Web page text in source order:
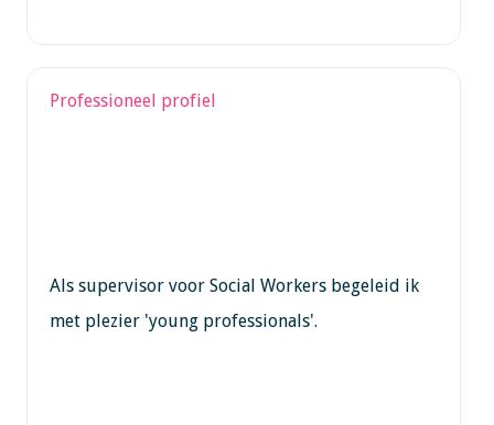
Professioneel profiel
Als supervisor voor Social Workers begeleid ik
met plezier 'young professionals'.